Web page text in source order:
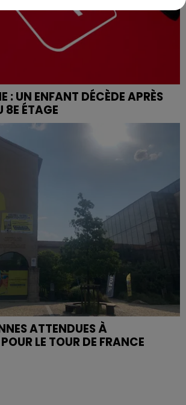
: UN ENFANT DÉCÈDE APRÈS
8E ÉTAGE
ATTENDUES À
LE TOUR DE FRANCE